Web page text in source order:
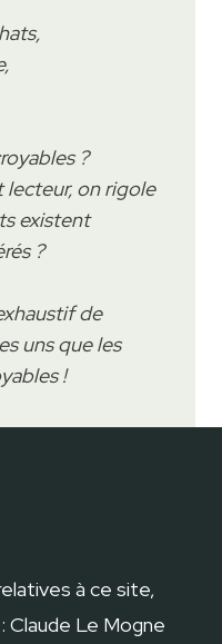
?
on rigole
existent
?
de
uns que les
!
à ce site,
Le Mogne